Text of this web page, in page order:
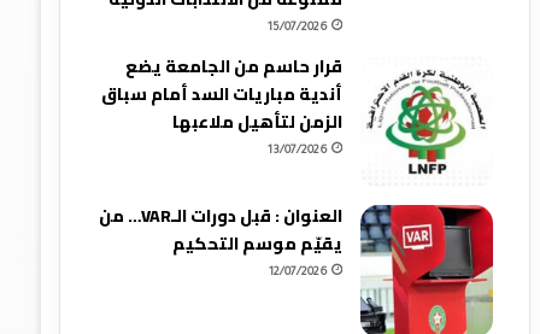
15/07/2026
قرار حاسم من الجامعة يضع
أندية مباريات السد أمام سباق
الزمن لتأهيل ملاعبها
13/07/2026
العنوان : قبل دورات الـVAR… من
يقيّم موسم التحكيم
12/07/2026